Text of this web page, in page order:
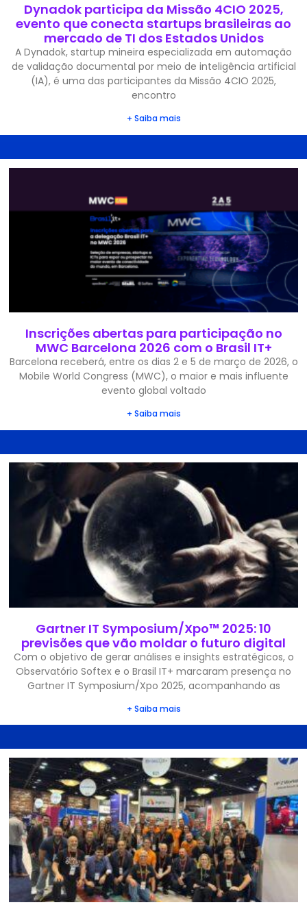
Dynadok participa da Missão 4CIO 2025,
evento que conecta startups brasileiras ao
mercado de TI dos Estados Unidos
A Dynadok, startup mineira especializada em automação
de validação documental por meio de inteligência artificial
(IA), é uma das participantes da Missão 4CIO 2025,
encontro
+ Saiba mais
Inscrições abertas para participação no
MWC Barcelona 2026 com o Brasil IT+
Barcelona receberá, entre os dias 2 e 5 de março de 2026, o
Mobile World Congress (MWC), o maior e mais influente
evento global voltado
+ Saiba mais
Gartner IT Symposium/Xpo™ 2025: 10
previsões que vão moldar o futuro digital
Com o objetivo de gerar análises e insights estratégicos, o
Observatório Softex e o Brasil IT+ marcaram presença no
Gartner IT Symposium/Xpo 2025, acompanhando as
+ Saiba mais